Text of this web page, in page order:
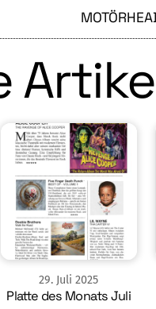
29. Juli 2025
Platte des Monats Juli